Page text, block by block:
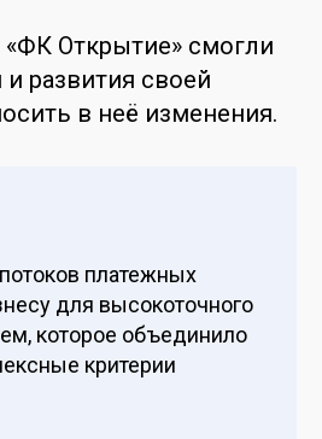
«ФК Открытие» смогли
развития своей
в неё изменения.
платежных
для высокоточного
которое объединило
критерии